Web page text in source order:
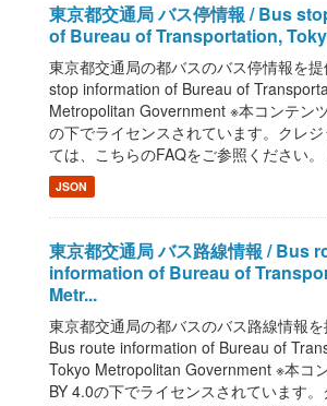
東京都交通局 バス停情報 / Bus
of Bureau of Transportation,
東京都交通局の都バスのバス停情報を
stop information of Bureau of
Metropolitan Government ※本コンテン
の下でライセンスされています。クレ
ては、こちらのFAQをご参照ください
JSON
東京都交通局 バス路線情報 / Bus
information of Bureau of
Metr...
東京都交通局の都バスのバス路線情報
Bus route information of Bureau of
Tokyo Metropolitan Government ※本コ
BY 4.0の下でライセンスされています